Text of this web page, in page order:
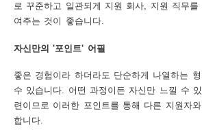
로 꾸준하고 일관되게 지원 회사, 지원 직무를
여주는 것이 좋습니다.
자신만의 '포인트' 어필
좋은 경험이라 하더라도 단순하게 나열하는
수 있습니다. 어떤 과정이든 자신만 느낄 수
련이므로 이러한 포인트를 통해 다른 지원자
합니다.